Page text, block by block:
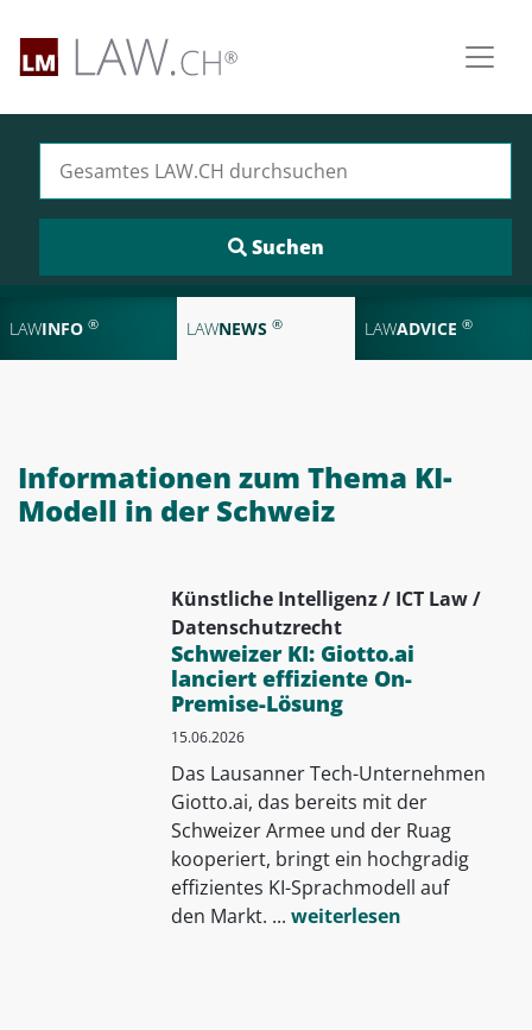
LAWINFO ® LAWNEWS ® LAWADVICE ®
Informationen zum Thema KI-
Modell in der Schweiz
Künstliche Intelligenz / ICT Law /
Datenschutzrecht
Schweizer KI: Giotto.ai
lanciert effiziente On-
Premise-Lösung
15.06.2026
Das Lausanner Tech-Unternehmen
Giotto.ai, das bereits mit der
Schweizer Armee und der Ruag
kooperiert, bringt ein hochgradig
effizientes KI-Sprachmodell auf
den Markt. ... weiterlesen